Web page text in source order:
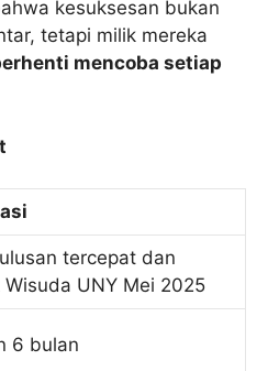
kesuksesan bukan
tetapi milik mereka
mencoba setiap
tercepat dan
UNY Mei 2025
6 bulan